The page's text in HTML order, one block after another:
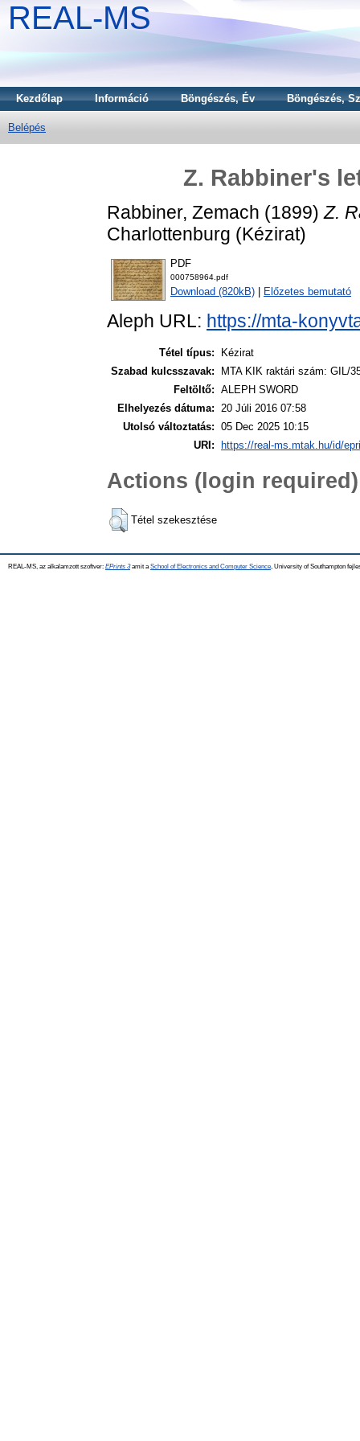
REAL-MS
Kezdőlap Információ Böngészés, Év Böngészés,
Belépés
Z. Rabbiner's
Rabbiner, Zemach (1899)Z.
Charlottenburg (Kézirat)
PDF
000758964.pdf
Download (820kB) Előzetes bemutató
Aleph URL: https://mta-
Tétel típus:
Kézirat
Szabad kulcsszavak:
MTA KIK raktári szám: GIL/
Feltöltő: ALEPH SWORD
Elhelyezés dátuma: 20 Júli 2016 07:58
Utolsó változtatás: 05 Dec 2025 10:15
URI:
https://real-ms.mtak.hu/id/
Actions (login required)
Tétel szekesztése
REAL-MS, az alkalamzott szoftver: EPrints 3amit a School of Electronics and Computer Science , University of Southampton